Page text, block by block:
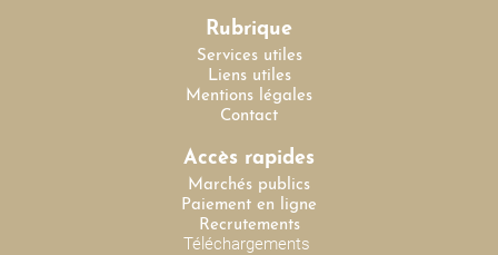
Rubrique
Services utiles
Liens utiles
Mentions légales
Contact
Accès rapides
Marchés publics
Paiement en ligne
Recrutements
Téléchargements